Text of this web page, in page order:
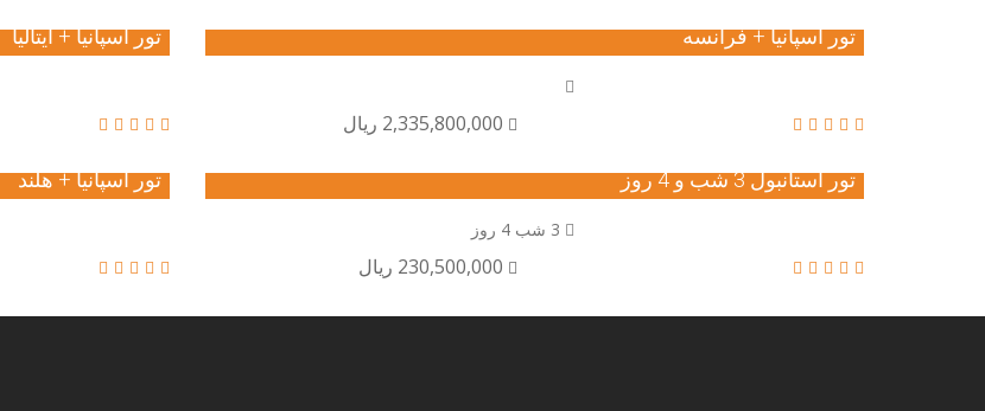
تور اسپانیا + ایتالیا تور اسپانیا + فرانسه
2,335,800,000 ریال
تور اسپانیا + هلند تور استانبول 3 شب و 4 روز
230,500,000 ریال